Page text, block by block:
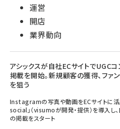
運営
開店
業界動向
アシックスが自社ECサイトでUGCコ
掲載を開始。新規顧客の獲得、ファ
を狙う
Instagramの写真や動画をECサイトに活
social」（visumoが開発・提供）を導入し
の掲載をスタート